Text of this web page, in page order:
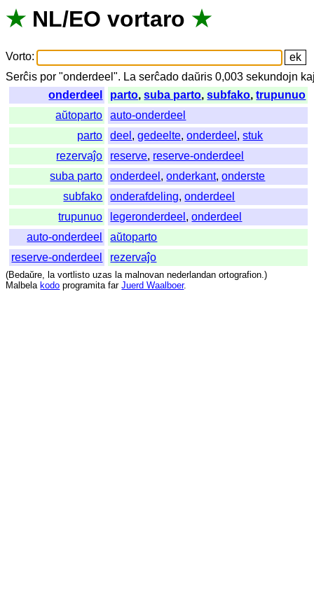
★ NL/EO vortaro ★
Vorto:
Serĉis por "onderdeel". La serĉado daŭris 0,003sekundojn
onderdeel
parto,suba parto,subfako,trupunuo
aŭtoparto
auto-onderdeel
parto
deel ,gedeelte,onderdeel ,stuk
rezervaĵo
reserve, reserve-onderdeel
suba parto
onderdeel ,onderkant,onderste
subfako
onderafdeling,onderdeel
trupunuo
legeronderdeel ,onderdeel
auto-onderdeel
aŭtoparto
reserve-onderdeel
rezervaĵo
(Bedaŭre, la vortlisto uzas la malnovan nederlandan ortografion.)
Malbela kodo programita far Juerd Waalboer.